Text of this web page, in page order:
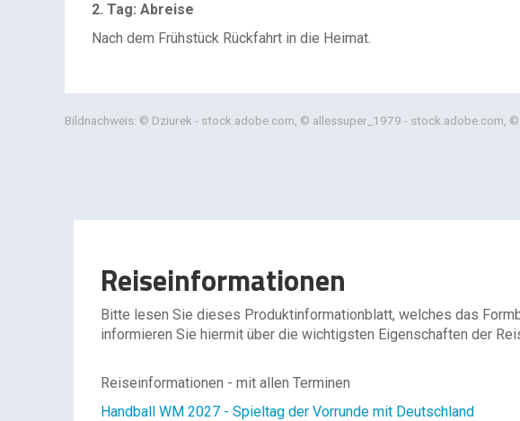
2. Tag: Abreise
Nach dem Frühstück Rückfahrt in die Heimat.
Bildnachweis: © Dziurek - stock.adobe.com, © allessuper_1979 - stock.adobe.com,
Reiseinformationen
Bitte lesen Sie dieses Produktinformationblatt, welches das
informieren Sie hiermit über die wichtigsten Eigenschaften der
Reiseinformationen - mit allen Terminen
Handball WM 2027 - Spieltag der Vorrunde mit Deutschland